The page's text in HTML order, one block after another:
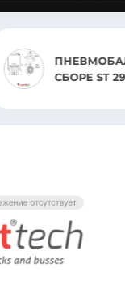
СБОРЕ